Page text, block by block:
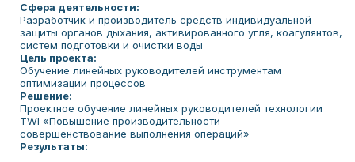
Сфера деятельности:
Разработчик и производитель средств индивидуальной
защиты органов дыхания, активированного угля, коагулянтов,
систем подготовки и очистки воды
Цель проекта:
Обучение линейных руководителей инструментам
оптимизации процессов
Решение:
Проектное обучение линейных руководителей технологии
TWI «Повышение производительности —
совершенствование выполнения операций»
Результаты: